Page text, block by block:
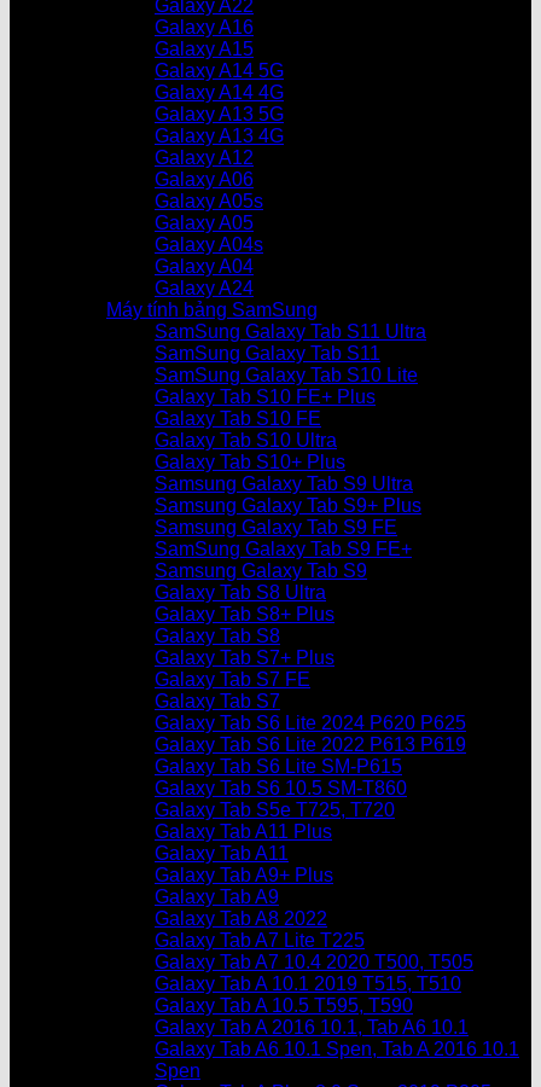
Galaxy A22
Galaxy A16
Galaxy A15
Galaxy A14 5G
Galaxy A14 4G
Galaxy A13 5G
Galaxy A13 4G
Galaxy A12
Galaxy A06
Galaxy A05s
Galaxy A05
Galaxy A04s
Galaxy A04
Galaxy A24
Máy tính bảng SamSung
SamSung Galaxy Tab S11 Ultra
SamSung Galaxy Tab S11
SamSung Galaxy Tab S10 Lite
Galaxy Tab S10 FE+ Plus
Galaxy Tab S10 FE
Galaxy Tab S10 Ultra
Galaxy Tab S10+ Plus
Samsung Galaxy Tab S9 Ultra
Samsung Galaxy Tab S9+ Plus
Samsung Galaxy Tab S9 FE
SamSung Galaxy Tab S9 FE+
Samsung Galaxy Tab S9
Galaxy Tab S8 Ultra
Galaxy Tab S8+ Plus
Galaxy Tab S8
Galaxy Tab S7+ Plus
Galaxy Tab S7 FE
Galaxy Tab S7
Galaxy Tab S6 Lite 2024 P620 P625
Galaxy Tab S6 Lite 2022 P613 P619
Galaxy Tab S6 Lite SM-P615
Galaxy Tab S6 10.5 SM-T860
Galaxy Tab S5e T725, T720
Galaxy Tab A11 Plus
Galaxy Tab A11
Galaxy Tab A9+ Plus
Galaxy Tab A9
Galaxy Tab A8 2022
Galaxy Tab A7 Lite T225
Galaxy Tab A7 10.4 2020 T500, T505
Galaxy Tab A 10.1 2019 T515, T510
Galaxy Tab A 10.5 T595, T590
Galaxy Tab A 2016 10.1, Tab A6 10.1
Galaxy Tab A6 10.1 Spen, Tab A 2016 10.1
Spen